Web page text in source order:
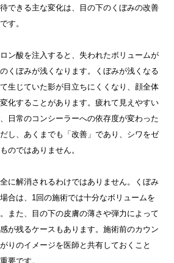
できる主な変化は、目の下のくぼみの改善
す。
ン酸を注入すると、失われたボリュームが
くぼみが浅くなります。くぼみが浅くなる
生じていた影が目立ちにくくなり、顔全体
化することがあります。疲れて見えやすい
日常のコンシーラーへの依存度が変わった
し、あくまでも「改善」であり、シワをゼ
のではありません。
に解消されるわけではありません。くぼみ
合は、1回の施術では十分なボリュームを
また、目の下の皮膚の薄さや弾力によって
が残るケースもあります。施術前のカウン
りのイメージを医師と共有しておくこと
要です。